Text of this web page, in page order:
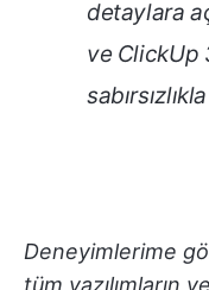
detaylara
ve ClickUp
Deneyimlerime
tüm yazılımların